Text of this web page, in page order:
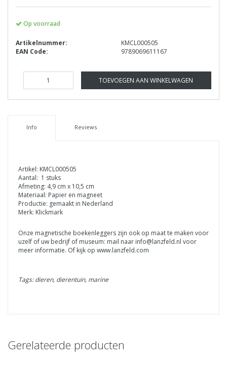
Op voorraad
Artikelnummer:
KMCL000505
EAN Code:
9789069611167
TOEVOEGEN AAN WINKELWAGEN
Info Reviews
Artikel: KMCL000505
Aantal: 1 stuks
Afmeting: 4,9 cm x 10,5 cm
Materiaal: Papier en magneet
Productie: gemaakt in Nederland
Merk: Klickmark
Onze magnetische boekenleggers zijn ook op maat te maken voor
uzelf of uw bedrijf of museum: mail naar info@lanzfeld.nl voor
meer informatie. Of kijk op www.lanzfeld.com
Tags: dieren, dierentuin, marine
Gerelateerde producten